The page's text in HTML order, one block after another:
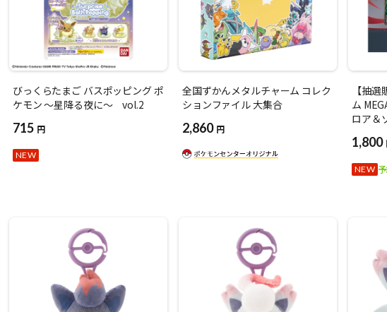
びっくらたまご バスポッピング ポ
ケモン ～星降る夜に～ vol.2
715 円
NEW
全国ずかんメタルチャーム コレク
ションファイル 大集合
2,860 円
【抽
ム
ロア＆
1,800
NEW